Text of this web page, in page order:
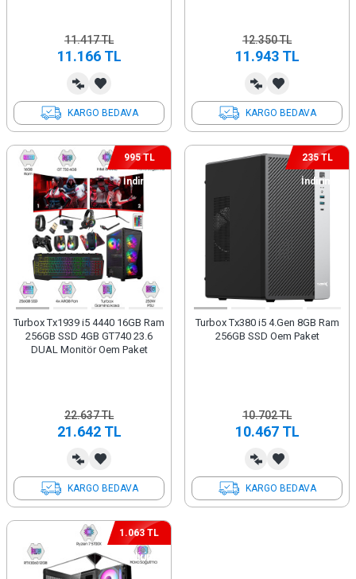
11.417TL
11.166TL
KARGO BEDAVA
12.350TL
11.943TL
KARGO BEDAVA
995 TL
İndirim
Turbox Tx1939 i5 4440 16GB Ram
256GB SSD 4GB GT740 23.6
DUAL Monitör Oem Paket
22.637TL
21.642TL
KARGO BEDAVA
235 TL
İndirim
Turbox Tx380 i5 4.Gen 8GB Ram
256GB SSD Oem Paket
10.702TL
10.467TL
KARGO BEDAVA
1.063 TL
İndirim